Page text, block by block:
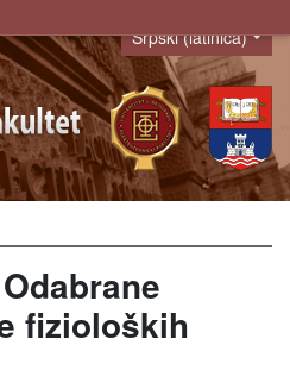
Language
Srpski (latinica)
fizioloških